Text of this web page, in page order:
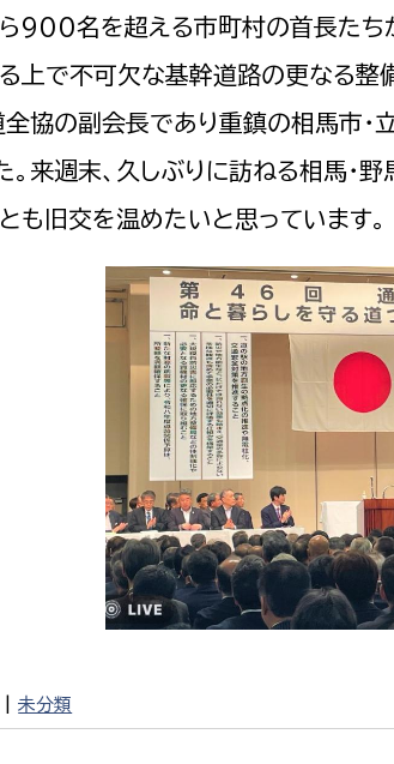
900名を超える市町村の首長たちが
上で不可欠な基幹道路の更なる整
協の副会長であり重鎮の相馬市・
。来週末、久しぶりに訪ねる相馬
も旧交を温めたいと思っています。
|未分類